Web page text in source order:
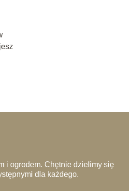
i ogrodem. Chętnie dzielimy się
dla każdego.